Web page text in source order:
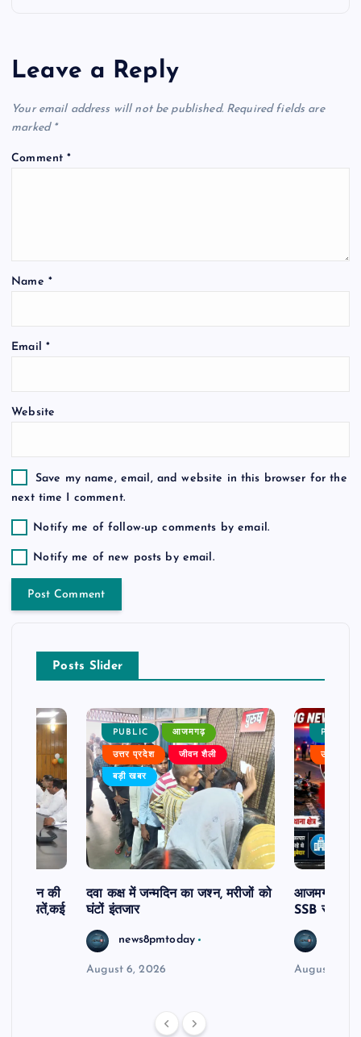
v
i
g
i
n
Leave a Reply
Your email address will not be published. Required fields are
marked *
Comment*
Name *
Email *
Website
Save my name, email, and website in this browser for the
next time I comment.
Notify me of follow-up comments by email.
Notify me of new posts by email.
Posts Slider
की
शिकायतें,कई
PUBLIC आजमगढ़
उत्तर प्रदेश जीवन शैली
बड़ी खबर
दवा कक्ष में जन्मदिन का जश्न, मरीजों को
घंटों इंतजार
news8pmtoday
August 6, 2026
PUBLIC
उत्तर
आजमगढ़
SSB सुबेदार
August 6,